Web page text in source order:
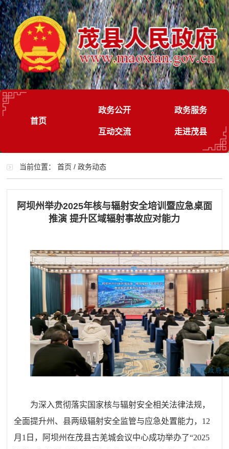
首页
政务公开 政务服务
互动交流 走进茂县
当前位置：首页 /政务动态
阿坝州举办2025年核与辐射安全培训暨应急桌面
推演 提升区域辐射事故应对能力
为深入贯彻落实国家核与辐射安全相关法律法规，
全面提升州、县两级辐射安全监管与应急处置能力，12
月1日，阿坝州在茂县古羌城会议中心成功举办了“2025